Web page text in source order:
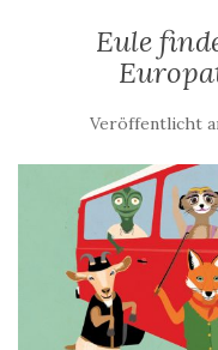
Eule
Veröffentlicht